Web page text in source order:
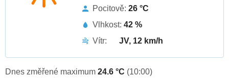
Pocitově: 26 °C
Vlhkost: 42 %
Vítr:
JV, 12 km/h
Dnes změřené maximum 24.6 °C (10:00)